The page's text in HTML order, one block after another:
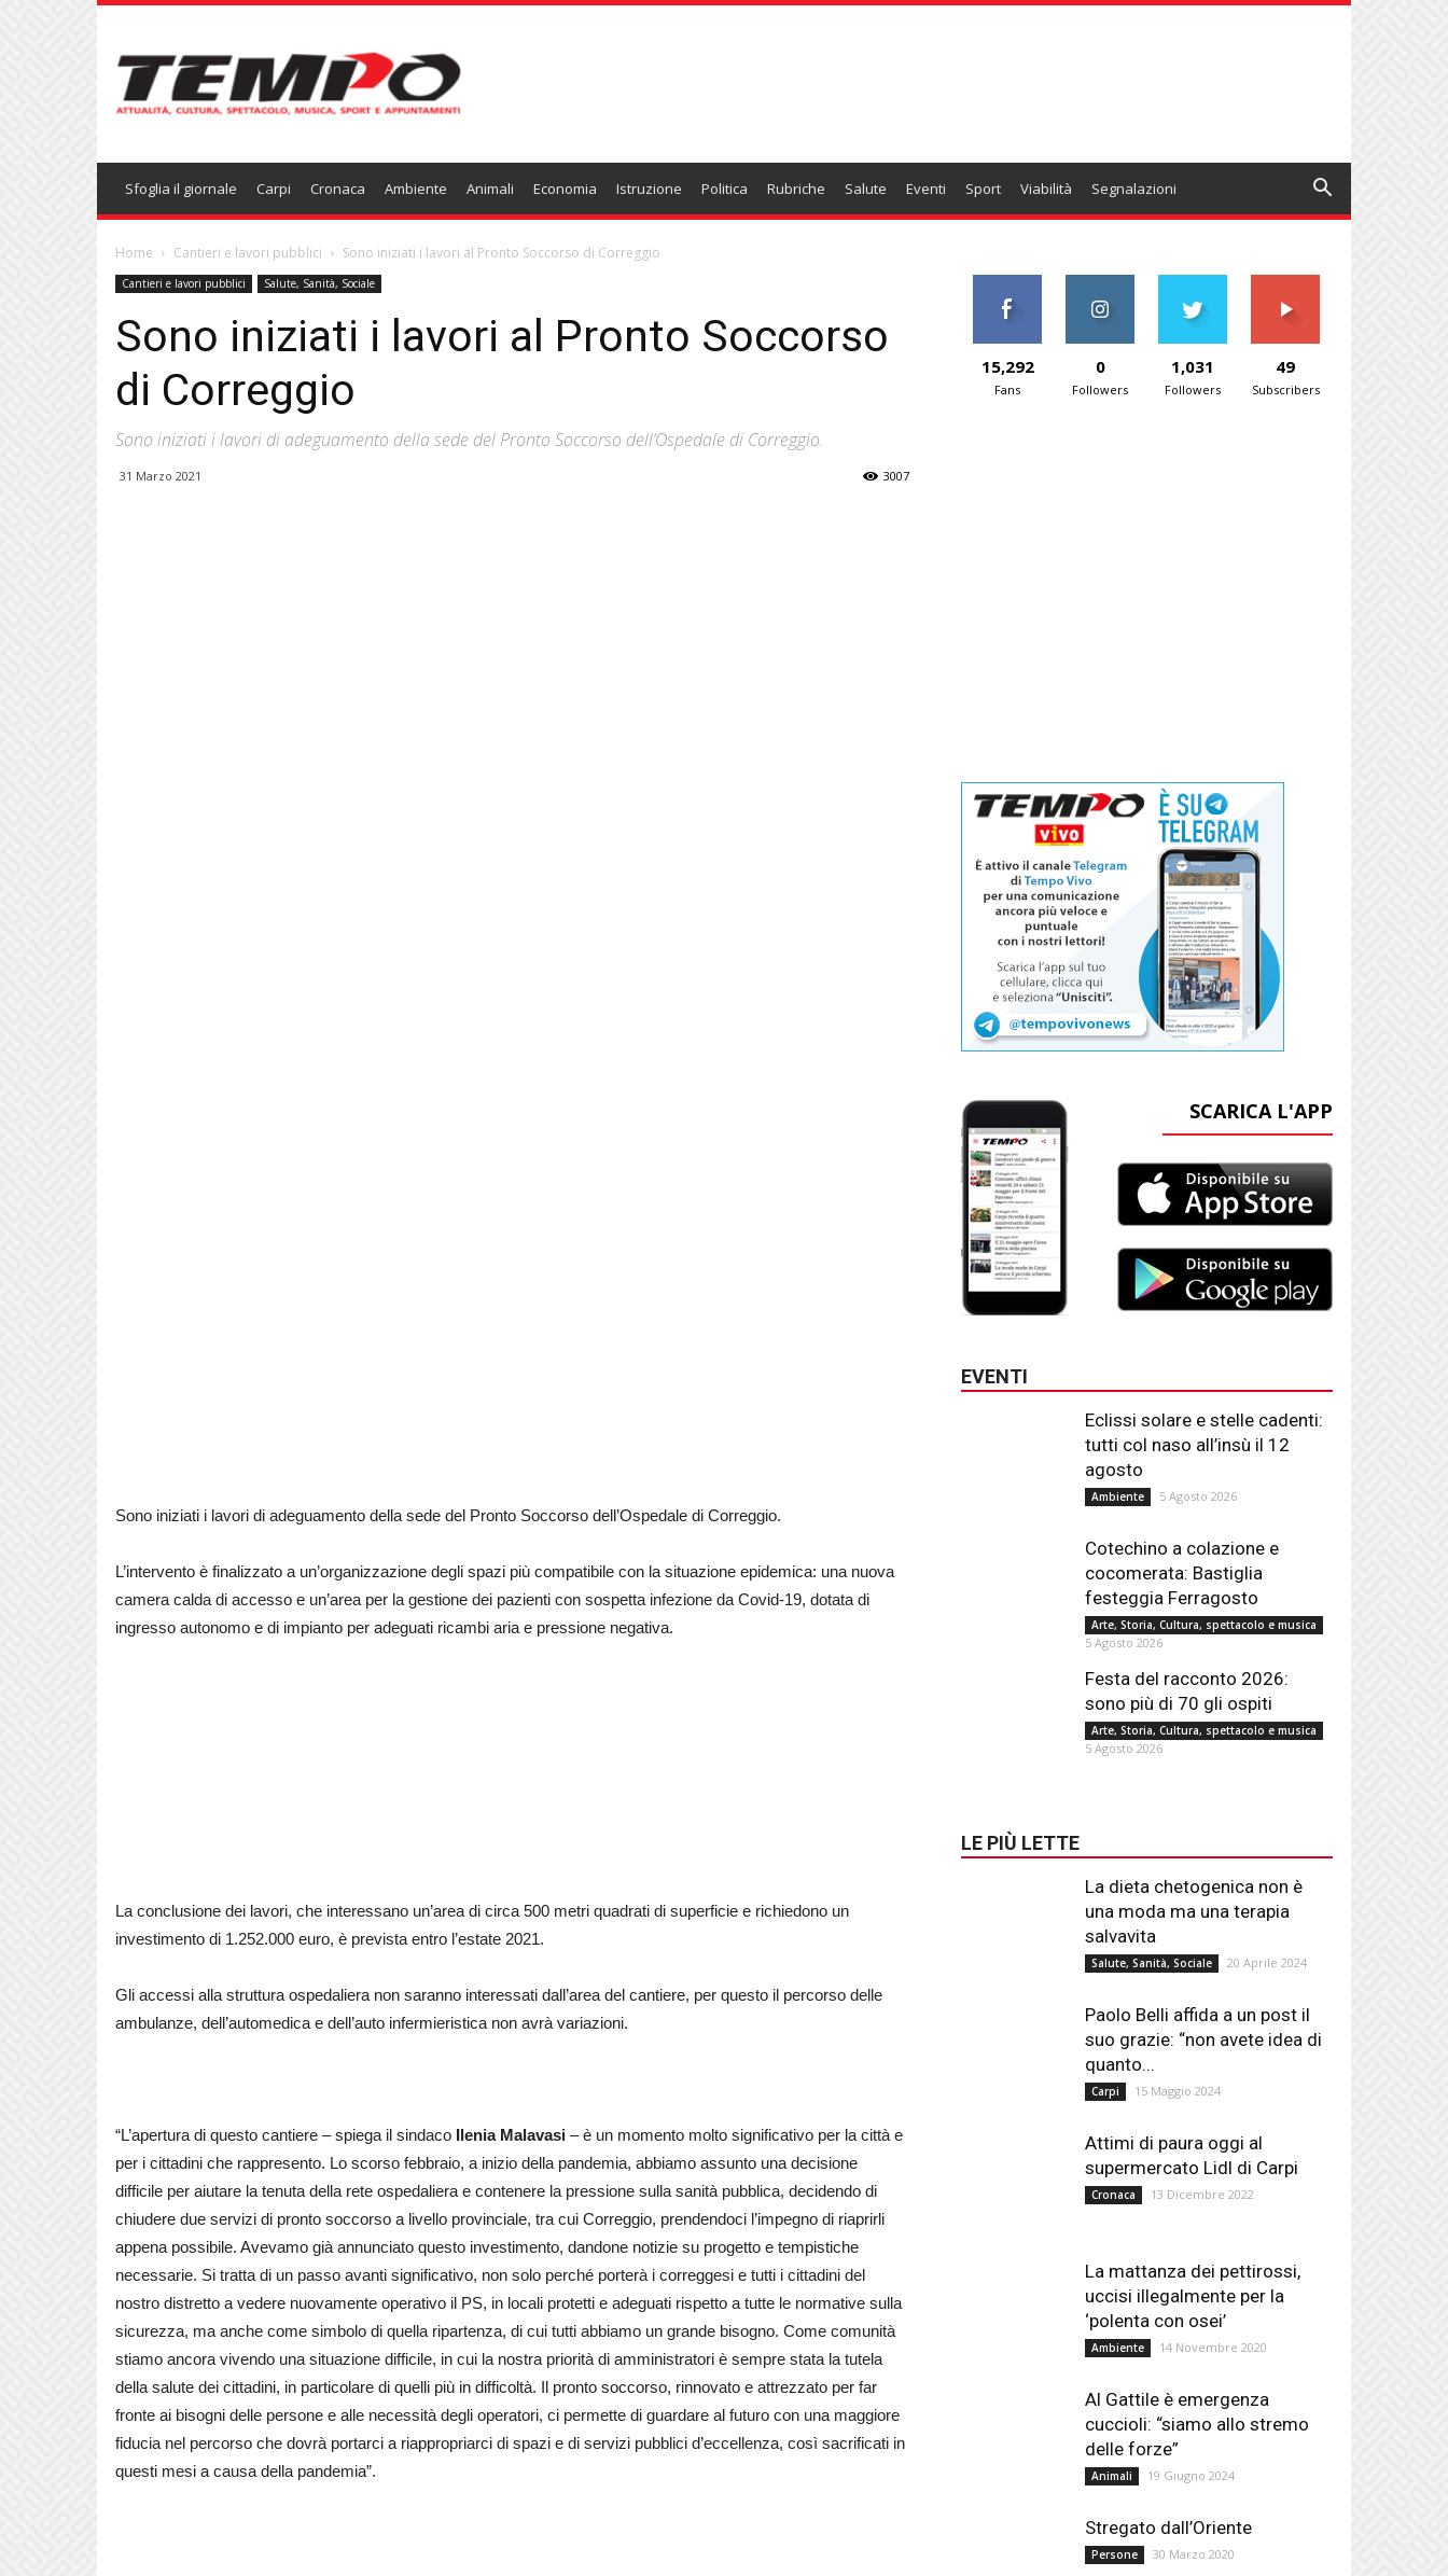
Sfoglia il giornale Carpi Cronaca Ambiente Animali Economia Istruzione Politica Rubriche Salute Eventi Sport Viabilità Segnalazioni
Home Cantieri e lavori pubblici Sono iniziati i lavori al Pronto Soccorso di Correggio
Cantieri e lavori pubblici Salute, Sanità, Sociale
Sono iniziati i lavori al Pronto Soccorso
di Correggio
Sono iniziati i lavori di adeguamento della sede del Pronto Soccorso dell’Ospedale di Correggio.
31 Marzo 2021 3007
Sono iniziati i lavori di adeguamento della sede del Pronto Soccorso dell’Ospedale di Correggio.
L’intervento è finalizzato a un’organizzazione degli spazi più compatibile con la situazione epidemica: una nuova
camera calda di accesso e un’area per la gestione dei pazienti con sospetta infezione da Covid-19, dotata di
ingresso autonomo e di impianto per adeguati ricambi aria e pressione negativa.
La conclusione dei lavori, che interessano un’area di circa 500 metri quadrati di superficie e richiedono un
investimento di 1.252.000 euro, è prevista entro l’estate 2021.
Gli accessi alla struttura ospedaliera non saranno interessati dall’area del cantiere, per questo il percorso delle
ambulanze, dell’automedica e dell’auto infermieristica non avrà variazioni.
“L’apertura di questo cantiere – spiega il sindaco Ilenia Malavasi – è un momento molto significativo per la città e
per i cittadini che rappresento. Lo scorso febbraio, a inizio della pandemia, abbiamo assunto una decisione
difficile per aiutare la tenuta della rete ospedaliera e contenere la pressione sulla sanità pubblica, decidendo di
chiudere due servizi di pronto soccorso a livello provinciale, tra cui Correggio, prendendoci l’impegno di riaprirli
appena possibile. Avevamo già annunciato questo investimento, dandone notizie su progetto e tempistiche
necessarie. Si tratta di un passo avanti significativo, non solo perché porterà i correggesi e tutti i cittadini del
nostro distretto a vedere nuovamente operativo il PS, in locali protetti e adeguati rispetto a tutte le normative sulla
sicurezza, ma anche come simbolo di quella ripartenza, di cui tutti abbiamo un grande bisogno. Come comunità
stiamo ancora vivendo una situazione difficile, in cui la nostra priorità di amministratori è sempre stata la tutela
della salute dei cittadini, in particolare di quelli più in difficoltà. Il pronto soccorso, rinnovato e attrezzato per far
fronte ai bisogni delle persone e alle necessità degli operatori, ci permette di guardare al futuro con una maggiore
fiducia nel percorso che dovrà portarci a riappropriarci di spazi e di servizi pubblici d’eccellenza, così sacrificati in
questi mesi a causa della pandemia”.
15,292
Fans
0
Followers
1,031
Followers
49
Subscribers
SCARICA L'APP
EVENTI
Eclissi solare e stelle cadenti:
tutti col naso all’insù il 12
agosto
Ambiente 5 Agosto 2026
Cotechino a colazione e
cocomerata: Bastiglia
festeggia Ferragosto
Arte, Storia, Cultura, spettacolo e musica
5 Agosto 2026
Festa del racconto 2026:
sono più di 70 gli ospiti
Arte, Storia, Cultura, spettacolo e musica
5 Agosto 2026
LE PIÙ LETTE
La dieta chetogenica non è
una moda ma una terapia
salvavita
Salute, Sanità, Sociale 20 Aprile 2024
Paolo Belli affida a un post il
suo grazie: “non avete idea di
quanto...
Carpi 15 Maggio 2024
Attimi di paura oggi al
supermercato Lidl di Carpi
Cronaca 13 Dicembre 2022
La mattanza dei pettirossi,
uccisi illegalmente per la
‘polenta con osei’
Ambiente 14 Novembre 2020
Al Gattile è emergenza
cuccioli: “siamo allo stremo
delle forze”
Animali 19 Giugno 2024
Stregato dall’Oriente
Persone 30 Marzo 2020